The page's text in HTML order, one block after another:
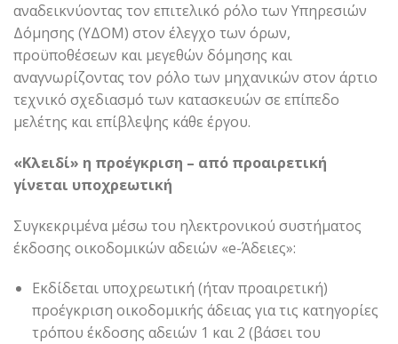
αναδεικνύοντας τον επιτελικό ρόλο των Υπηρεσιών
Δόμησης (ΥΔΟΜ) στον έλεγχο των όρων,
προϋποθέσεων και μεγεθών δόμησης και
αναγνωρίζοντας τον ρόλο των μηχανικών στον άρτιο
τεχνικό σχεδιασμό των κατασκευών σε επίπεδο
μελέτης και επίβλεψης κάθε έργου.
«Κλειδί» η προέγκριση – από προαιρετική
γίνεται υποχρεωτική
Συγκεκριμένα μέσω του ηλεκτρονικού συστήματος
έκδοσης οικοδομικών αδειών «e-Άδειες»:
Εκδίδεται υποχρεωτική (ήταν προαιρετική)
προέγκριση οικοδομικής άδειας για τις κατηγορίες
τρόπου έκδοσης αδειών 1 και 2 (βάσει του